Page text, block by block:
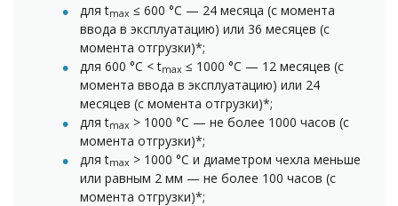
для tmax ≤ 600 °C — 24 месяца (с момента
ввода в эксплуатацию) или 36 месяцев (с
момента отгрузки)*;
для 600 °C < tmax ≤ 1000 °C — 12 месяцев (с
момента ввода в эксплуатацию) или 24
месяцев (с момента отгрузки)*;
для tmax > 1000 °C — не более 1000 часов (с
момента отгрузки)*;
для tmax > 1000 °C и диаметром чехла меньше
или равным 2 мм — не более 100 часов (с
момента отгрузки)*;